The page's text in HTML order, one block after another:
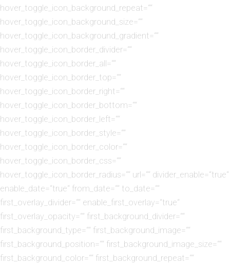
hover_toggle_icon_background_repeat=““
hover_toggle_icon_background_size=““
hover_toggle_icon_background_gradient=““
hover_toggle_icon_border_divider=““
hover_toggle_icon_border_all=““
hover_toggle_icon_border_top=““
hover_toggle_icon_border_right=““
hover_toggle_icon_border_bottom=““
hover_toggle_icon_border_left=““
hover_toggle_icon_border_style=““
hover_toggle_icon_border_color=““
hover_toggle_icon_border_css=““
hover_toggle_icon_border_radius=““ url=““ divider_enable=“true“
enable_date=“true“ from_date=““ to_date=““
first_overlay_divider=““ enable_first_overlay=“true“
first_overlay_opacity=““ first_background_divider=““
first_background_type=““ first_background_image=““
first_background_position=““ first_background_image_size=““
first_background_color=““ first_background_repeat=““